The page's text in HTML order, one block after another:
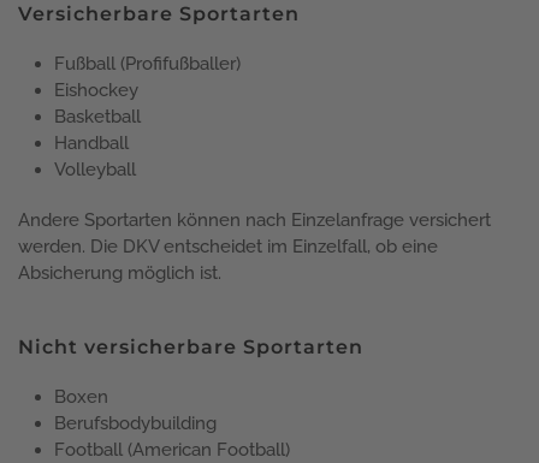
Versicherbare Sportarten
Fußball (Profifußballer)
Eishockey
Basketball
Handball
Volleyball
Andere Sportarten können nach Einzelanfrage versichert
werden. Die DKV entscheidet im Einzelfall, ob eine
Absicherung möglich ist.
Nicht versicherbare Sportarten
Boxen
Berufsbodybuilding
Football (American Football)